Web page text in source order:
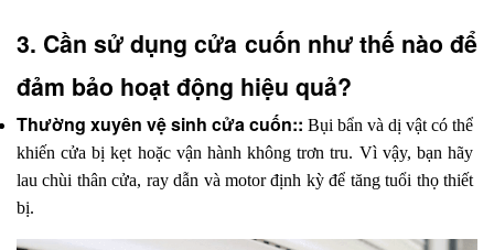
3. Cần sử dụng cửa cuốn như thế nào để
đảm bảo hoạt động hiệu quả?
Thường xuyên vệ sinh cửa cuốn:: Bụi bẩn và dị vật có thể
khiến cửa bị kẹt hoặc vận hành không trơn tru. Vì vậy, bạn hãy
lau chùi thân cửa, ray dẫn và motor định kỳ để tăng tuổi thọ thiết
bị.